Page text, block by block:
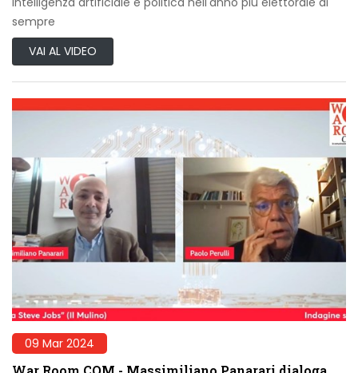
sempre
VAI AL VIDEO
09 Mar 2024